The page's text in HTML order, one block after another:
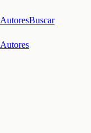
AutoresBuscar
Autores